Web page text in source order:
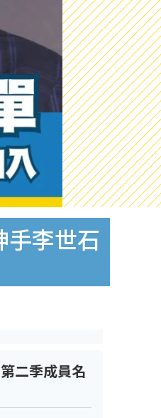
手李世石
二季成員名